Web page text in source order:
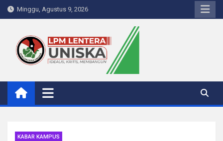
Skip
to
Minggu, Agustus 9, 2026
LPM Lentera Uniska
Portal Berita Kampus
KABAR KAMPUS